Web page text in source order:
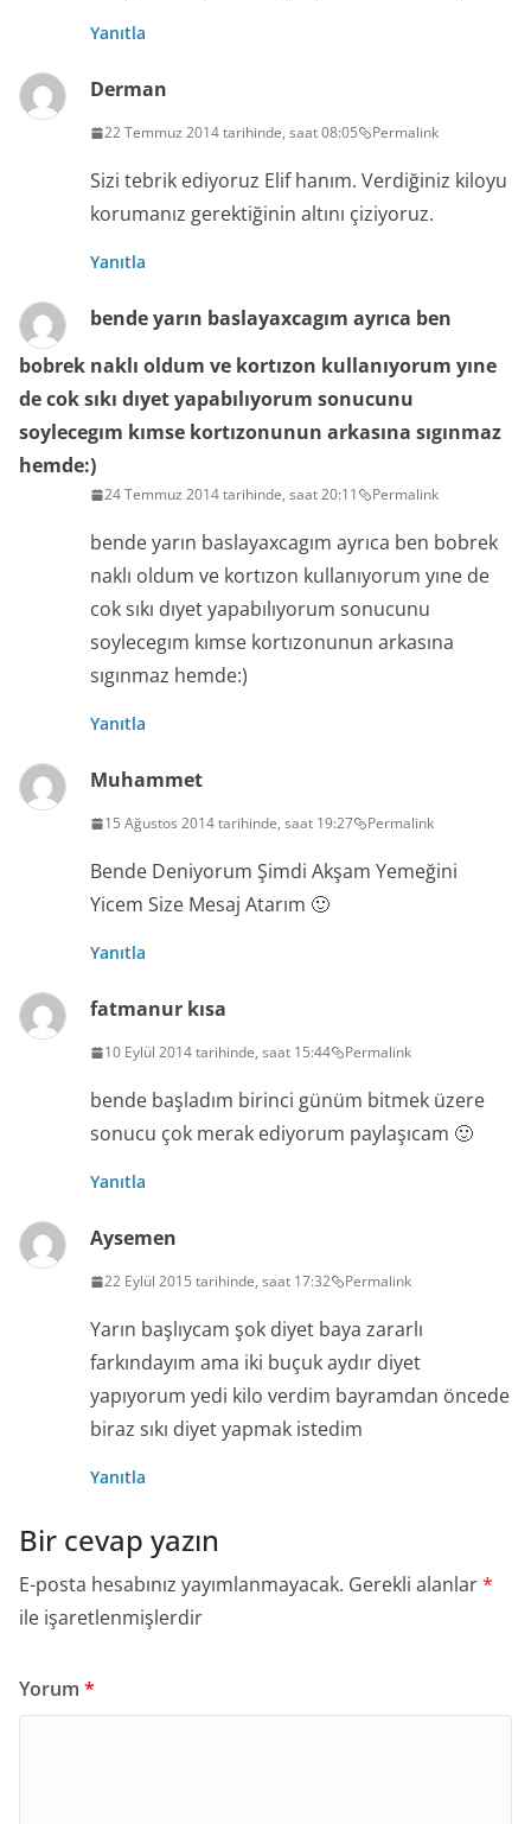
Yanıtla
Derman
22 Temmuz 2014 tarihinde, saat 08:05 Permalink
Sizi tebrik ediyoruz Elif hanım. Verdiğiniz kiloyu
korumanız gerektiğinin altını çiziyoruz.
Yanıtla
bende yarın baslayaxcagım ayrıca ben
bobrek naklı oldum ve kortızon kullanıyorum yıne
de cok sıkı dıyet yapabılıyorum sonucunu
soylecegım kımse kortızonunun arkasına sıgınmaz
hemde:)
24 Temmuz 2014 tarihinde, saat 20:11 Permalink
bende yarın baslayaxcagım ayrıca ben bobrek
naklı oldum ve kortızon kullanıyorum yıne de
cok sıkı dıyet yapabılıyorum sonucunu
soylecegım kımse kortızonunun arkasına
sıgınmaz hemde:)
Yanıtla
Muhammet
15 Ağustos 2014 tarihinde, saat 19:27 Permalink
Bende Deniyorum Şimdi Akşam Yemeğini
Yicem Size Mesaj Atarım 🙂
Yanıtla
fatmanur kısa
10 Eylül 2014 tarihinde, saat 15:44 Permalink
bende başladım birinci günüm bitmek üzere
sonucu çok merak ediyorum paylaşıcam 🙂
Yanıtla
Aysemen
22 Eylül 2015 tarihinde, saat 17:32 Permalink
Yarın başlıycam şok diyet baya zararlı
farkındayım ama iki buçuk aydır diyet
yapıyorum yedi kilo verdim bayramdan öncede
biraz sıkı diyet yapmak istedim
Yanıtla
Bir cevap yazın
E-posta hesabınız yayımlanmayacak. Gerekli alanlar*
ile işaretlenmişlerdir
Yorum *